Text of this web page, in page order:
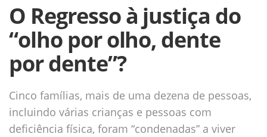
O Regresso à justiça do
“olho por olho, dente
por dente”?
Cinco famílias, mais de uma dezena de pessoas,
incluindo várias crianças e pessoas com
deficiência física, foram “condenadas” a viver